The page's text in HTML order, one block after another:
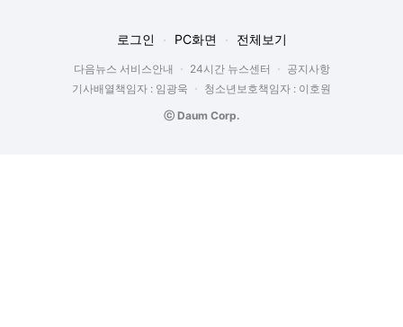
로그인 PC화면 전체보기
다음뉴스 서비스안내 24시간 뉴스센터
공지사항
기사배열책임자 : 임광욱
청소년보호책임자 : 이호원
ⓒ Daum Corp.